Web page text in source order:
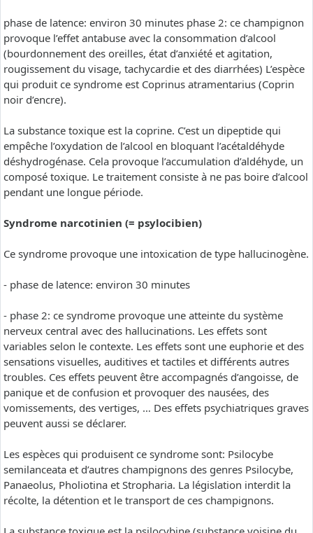
phase de latence: environ 30 minutes phase 2: ce champignon
provoque l’effet antabuse avec la consommation d’alcool
(bourdonnement des oreilles, état d’anxiété et agitation,
rougissement du visage, tachycardie et des diarrhées) L’espèce
qui produit ce syndrome est Coprinus atramentarius (Coprin
noir d’encre).
La substance toxique est la coprine. C’est un dipeptide qui
empêche l’oxydation de l’alcool en bloquant l’acétaldéhyde
déshydrogénase. Cela provoque l’accumulation d’aldéhyde, un
composé toxique. Le traitement consiste à ne pas boire d’alcool
pendant une longue période.
Syndrome narcotinien (= psylocibien)
Ce syndrome provoque une intoxication de type hallucinogène.
- phase de latence: environ 30 minutes
- phase 2: ce syndrome provoque une atteinte du système
nerveux central avec des hallucinations. Les effets sont
variables selon le contexte. Les effets sont une euphorie et des
sensations visuelles, auditives et tactiles et différents autres
troubles. Ces effets peuvent être accompagnés d’angoisse, de
panique et de confusion et provoquer des nausées, des
vomissements, des vertiges, … Des effets psychiatriques graves
peuvent aussi se déclarer.
Les espèces qui produisent ce syndrome sont: Psilocybe
semilanceata et d’autres champignons des genres Psilocybe,
Panaeolus, Pholiotina et Stropharia. La législation interdit la
récolte, la détention et le transport de ces champignons.